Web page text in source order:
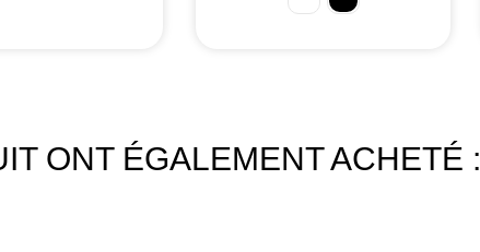
ONT ÉGALEMENT ACHETÉ :